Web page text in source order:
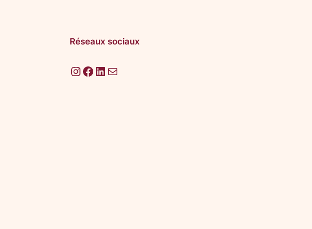
Réseaux sociaux
InstagramFacebook LinkedIn E-mail